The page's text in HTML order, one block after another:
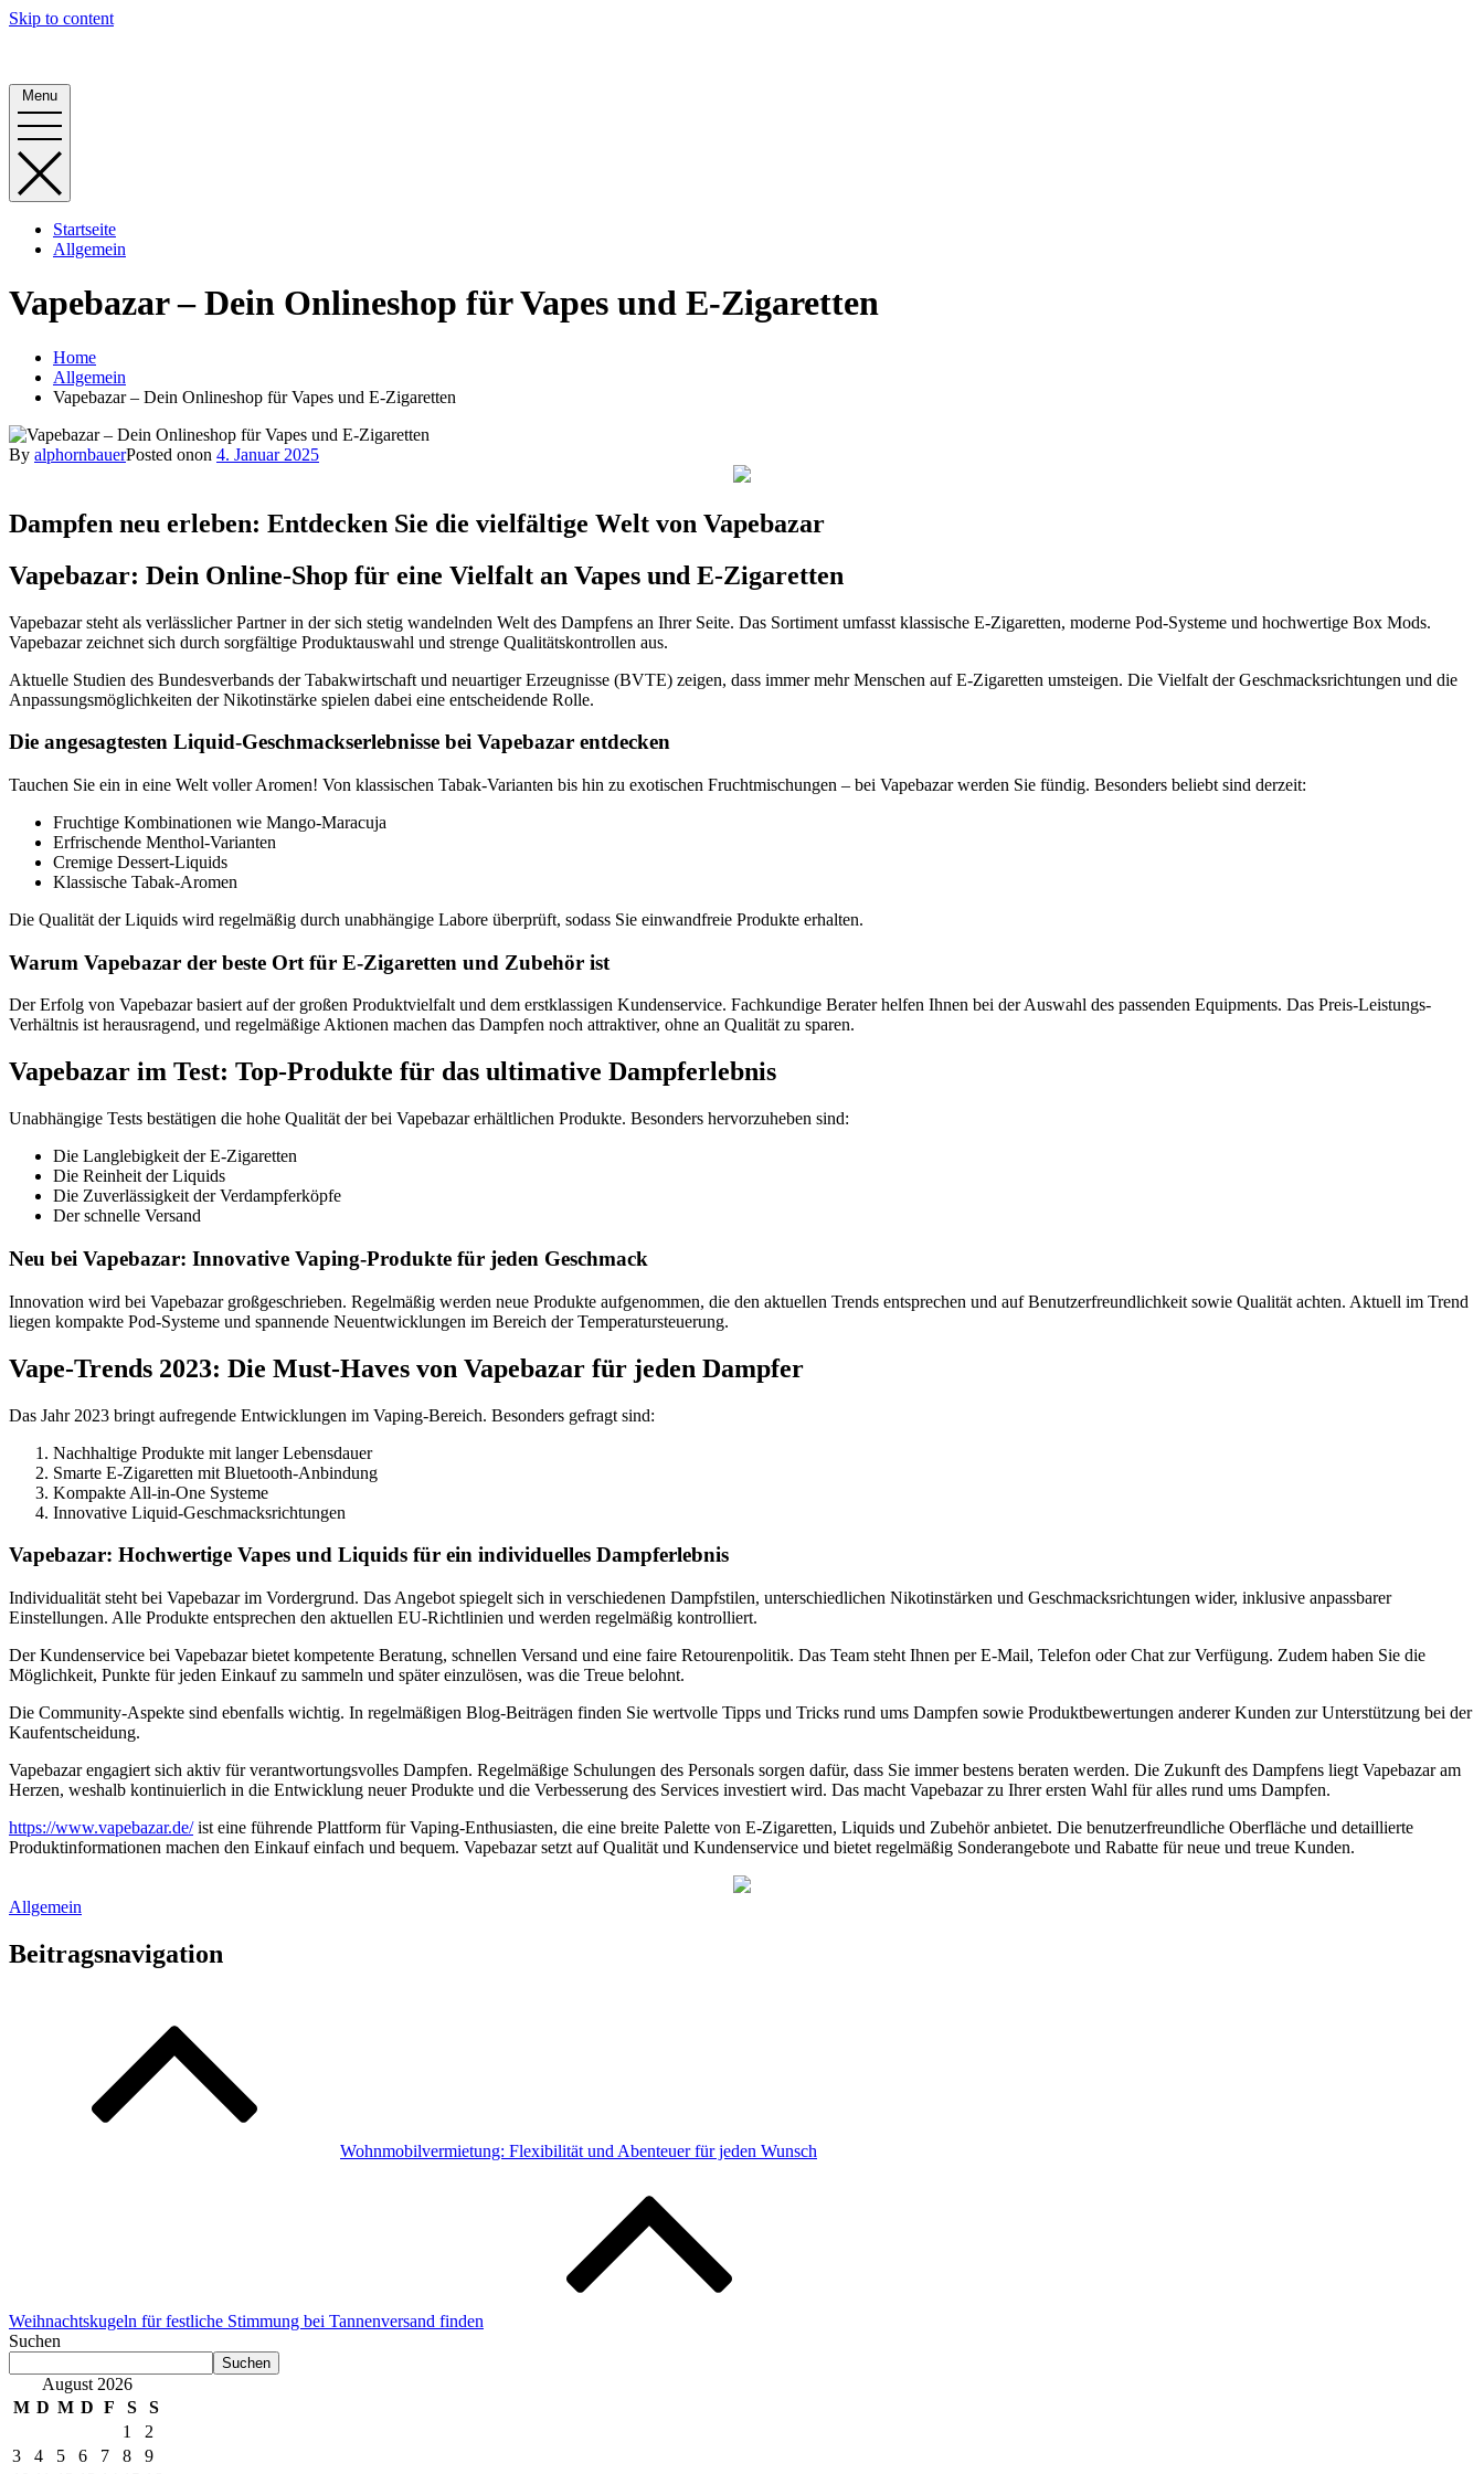
Skip to content
Menu
Startseite
Allgemein
Vapebazar – Dein Onlineshop für Vapes und E-Zigaretten
Home
Allgemein
Vapebazar – Dein Onlineshop für Vapes und E-Zigaretten
By alphornbauerPosted onon 4. Januar 2025
Dampfen neu erleben: Entdecken Sie die vielfältige Welt von Vapebazar
Vapebazar: Dein Online-Shop für eine Vielfalt an Vapes und E-Zigaretten
Vapebazar steht als verlässlicher Partner in der sich stetig wandelnden Welt des Dampfens an Ihrer Seite. Das Sortiment umfasst klassische E-Zigaretten, moderne Pod-Systeme und hochwertige Box Mods.
Vapebazar zeichnet sich durch sorgfältige Produktauswahl und strenge Qualitätskontrollen aus.
Aktuelle Studien des Bundesverbands der Tabakwirtschaft und neuartiger Erzeugnisse (BVTE) zeigen, dass immer mehr Menschen auf E-Zigaretten umsteigen. Die Vielfalt der Geschmacksrichtungen und die
Anpassungsmöglichkeiten der Nikotinstärke spielen dabei eine entscheidende Rolle.
Die angesagtesten Liquid-Geschmackserlebnisse bei Vapebazar entdecken
Tauchen Sie ein in eine Welt voller Aromen! Von klassischen Tabak-Varianten bis hin zu exotischen Fruchtmischungen – bei Vapebazar werden Sie fündig. Besonders beliebt sind derzeit:
Fruchtige Kombinationen wie Mango-Maracuja
Erfrischende Menthol-Varianten
Cremige Dessert-Liquids
Klassische Tabak-Aromen
Die Qualität der Liquids wird regelmäßig durch unabhängige Labore überprüft, sodass Sie einwandfreie Produkte erhalten.
Warum Vapebazar der beste Ort für E-Zigaretten und Zubehör ist
Der Erfolg von Vapebazar basiert auf der großen Produktvielfalt und dem erstklassigen Kundenservice. Fachkundige Berater helfen Ihnen bei der Auswahl des passenden Equipments. Das Preis-Leistungs-
Verhältnis ist herausragend, und regelmäßige Aktionen machen das Dampfen noch attraktiver, ohne an Qualität zu sparen.
Vapebazar im Test: Top-Produkte für das ultimative Dampferlebnis
Unabhängige Tests bestätigen die hohe Qualität der bei Vapebazar erhältlichen Produkte. Besonders hervorzuheben sind:
Die Langlebigkeit der E-Zigaretten
Die Reinheit der Liquids
Die Zuverlässigkeit der Verdampferköpfe
Der schnelle Versand
Neu bei Vapebazar: Innovative Vaping-Produkte für jeden Geschmack
Innovation wird bei Vapebazar großgeschrieben. Regelmäßig werden neue Produkte aufgenommen, die den aktuellen Trends entsprechen und auf Benutzerfreundlichkeit sowie Qualität achten. Aktuell im Trend
liegen kompakte Pod-Systeme und spannende Neuentwicklungen im Bereich der Temperatursteuerung.
Vape-Trends 2023: Die Must-Haves von Vapebazar für jeden Dampfer
Das Jahr 2023 bringt aufregende Entwicklungen im Vaping-Bereich. Besonders gefragt sind:
Nachhaltige Produkte mit langer Lebensdauer
Smarte E-Zigaretten mit Bluetooth-Anbindung
Kompakte All-in-One Systeme
Innovative Liquid-Geschmacksrichtungen
Vapebazar: Hochwertige Vapes und Liquids für ein individuelles Dampferlebnis
Individualität steht bei Vapebazar im Vordergrund. Das Angebot spiegelt sich in verschiedenen Dampfstilen, unterschiedlichen Nikotinstärken und Geschmacksrichtungen wider, inklusive anpassbarer
Einstellungen. Alle Produkte entsprechen den aktuellen EU-Richtlinien und werden regelmäßig kontrolliert.
Der Kundenservice bei Vapebazar bietet kompetente Beratung, schnellen Versand und eine faire Retourenpolitik. Das Team steht Ihnen per E-Mail, Telefon oder Chat zur Verfügung. Zudem haben Sie die
Möglichkeit, Punkte für jeden Einkauf zu sammeln und später einzulösen, was die Treue belohnt.
Die Community-Aspekte sind ebenfalls wichtig. In regelmäßigen Blog-Beiträgen finden Sie wertvolle Tipps und Tricks rund ums Dampfen sowie Produktbewertungen anderer Kunden zur Unterstützung bei der
Kaufentscheidung.
Vapebazar engagiert sich aktiv für verantwortungsvolles Dampfen. Regelmäßige Schulungen des Personals sorgen dafür, dass Sie immer bestens beraten werden. Die Zukunft des Dampfens liegt Vapebazar am
Herzen, weshalb kontinuierlich in die Entwicklung neuer Produkte und die Verbesserung des Services investiert wird. Das macht Vapebazar zu Ihrer ersten Wahl für alles rund ums Dampfen.
https://www.vapebazar.de/ist eine führende Plattform für Vaping-Enthusiasten, die eine breite Palette von E-Zigaretten, Liquids und Zubehör anbietet. Die benutzerfreundliche Oberfläche und detaillierte
Produktinformationen machen den Einkauf einfach und bequem. Vapebazar setzt auf Qualität und Kundenservice und bietet regelmäßig Sonderangebote und Rabatte für neue und treue Kunden.
Allgemein
Beitragsnavigation
Wohnmobilvermietung: Flexibilität und Abenteuer für jeden Wunsch
Weihnachtskugeln für festliche Stimmung bei Tannenversand finden
Suchen
Suchen
August 2026
M D M D F S
S
1
2
3
4 5 6 7 8
9